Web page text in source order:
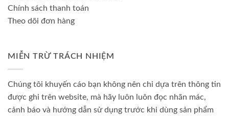
Chính sách thanh toán
Theo dõi đơn hàng
MIỄN TRỪ TRÁCH NHIỆM
Chúng tôi khuyến cáo bạn không nên chỉ dựa trên thông tin
được ghi trên website, mà hãy luôn luôn đọc nhãn mác,
cảnh báo và hướng dẫn sử dụng trước khi dùng sản phẩm